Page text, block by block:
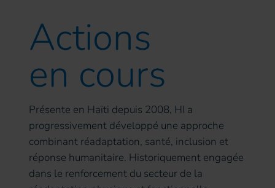
Actions
en cours
Présente en Haïti depuis 2008, HI a
progressivement développé une approche
combinant réadaptation, santé, inclusion et
réponse humanitaire. Historiquement engagée
dans le renforcement du secteur de la